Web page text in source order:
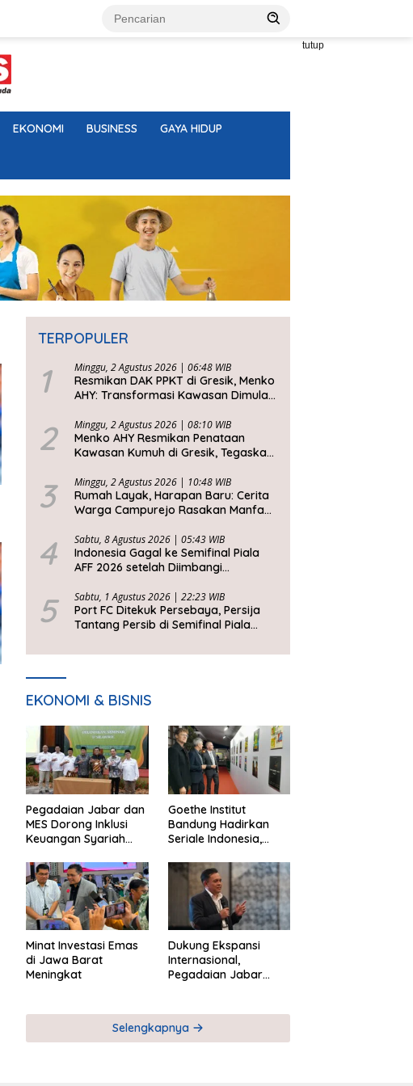
tutup
EKONOMI BUSINESS GAYA HIDUP
TERPOPULER
1 Minggu, 2 Agustus 2026 | 06:48 WIB
Resmikan DAK PPKT di Gresik, Menko
AHY: Transformasi Kawasan Dimulai
2 Minggu, 2 Agustus 2026 | 08:10 WIB
Menko AHY Resmikan Penataan
Kawasan Kumuh di Gresik, Tegaskan
Kesejahteraan Rakyat
3 Minggu, 2 Agustus 2026 | 10:48 WIB
Rumah Layak, Harapan Baru: Cerita
Warga Campurejo Rasakan Manfaat
4 Sabtu, 8 Agustus 2026 | 05:43 WIB
Indonesia Gagal ke Semifinal Piala
AFF 2026 setelah Diimbangi
Beruntung
5 Sabtu, 1 Agustus 2026 | 22:23 WIB
Port FC Ditekuk Persebaya, Persija
Tantang Persib di Semifinal Piala
EKONOMI & BISNIS
Pegadaian Jabar dan
MES Dorong Inklusi
Keuangan Syariah
UMKM
Goethe Institut
Bandung Hadirkan
Seriale Indonesia,
Global Industri Serial
Minat Investasi Emas
di Jawa Barat
Meningkat
Dukung Ekspansi
Internasional,
Pegadaian Jabar
Pegadaian Timor
Leste
Selengkapnya